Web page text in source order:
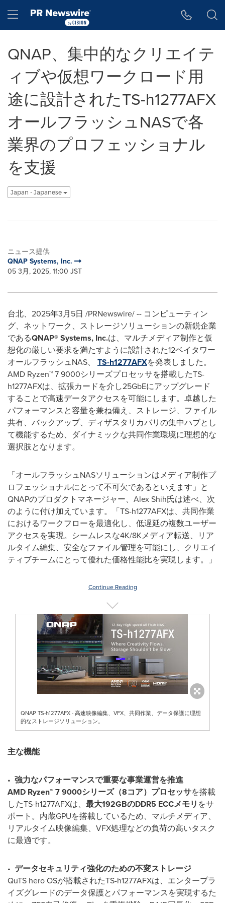
Hamburger menu
QNAP、集中的なクリエイテ
ィブや仮想ワークロード用
途に設計されたTS-h1277AFX
オールフラッシュNASで各
業界のプロフェッショナル
を支援
Japan - Japanese
ニュース提供
QNAP Systems, Inc.
05 3月, 2025, 11:00 JST
台北、2025年3月5日 /PRNewswire/ -- コンピューティン
グ、ネットワーク、ストレージソリューションの新鋭企業
であるQNAP® Systems, Inc.は、マルチメディア制作と仮
想化の厳しい要求を満たすように設計された12ベイタワー
オールフラッシュNAS、 TS-h1277AFXを発表しました。
AMD Ryzen™ 7 9000シリーズプロセッサを搭載したTS-
h1277AFXは、拡張カードを介し25GbEにアップグレード
することで高速データアクセスを可能にします。卓越した
パフォーマンスと容量を兼ね備え、ストレージ、ファイル
共有、バックアップ、ディザスタリカバリの集中ハブとし
て機能するため、ダイナミックな共同作業環境に理想的な
選択肢となります。
「オールフラッシュNASソリューションはメディア制作プ
ロフェッショナルにとって不可欠であるといえます」と
QNAPのプロダクトマネージャー、Alex Shih氏は述べ、次
のように付け加えています。「TS-h1277AFXは、共同作業
におけるワークフローを最適化し、低遅延の複数ユーザー
アクセスを実現。シームレスな4K/8Kメディア転送、リア
ルタイム編集、安全なファイル管理を可能にし、クリエイ
ティブチームにとって優れた価格性能比を実現します。」
Continue Reading
QNAP TS-h1277AFX - 高速映像編集、VFX、共同作業、データ保護に理想
的なストレージソリューション。
主な機能
• 強力なパフォーマンスで重要な事業運営を推進
AMD Ryzen™ 7 9000シリーズ（8コア）プロセッサを搭載
したTS-h1277AFXは、 最大192GBのDDR5 ECCメモリ をサ
ポート。内蔵GPUを搭載しているため、マルチメディア、
リアルタイム映像編集、VFX処理などの負荷の高いタスク
に最適です。
• データセキュリティ強化のための不変ストレージ
QuTS hero OSが搭載されたTS-h1277AFXは、エンタープラ
イズグレードのデータ保護とパフォーマンスを実現するた